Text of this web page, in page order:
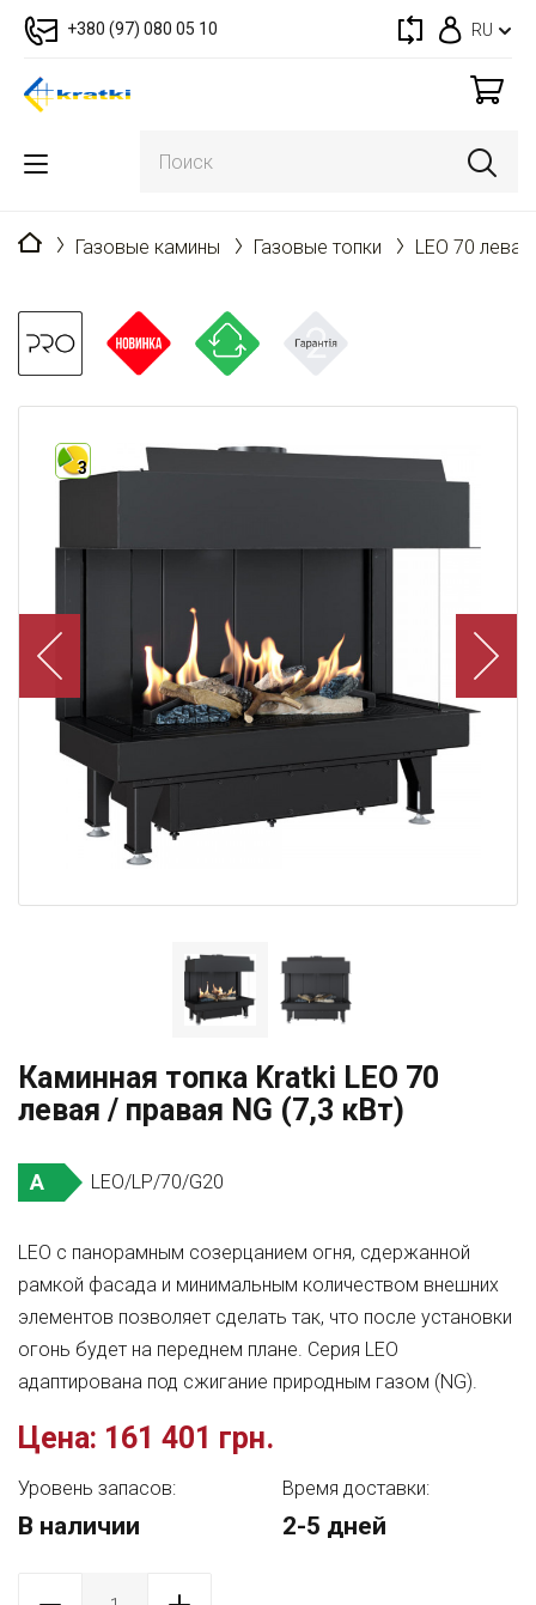
+380 (97) 080 05 10 RU
Главная
Газовые камины Газовые топки LEO 70
3
Каминная топка Kratki LEO 70
левая / правая NG (7,3 кВт)
A LEO/LP/70/G20
LEO с панорамным созерцанием огня, сдержанной
рамкой фасада и минимальным количеством внешних
элементов позволяет сделать так, что после установки
огонь будет на переднем плане. Серия LEO
адаптирована под сжигание природным газом (NG).
Цена: 161 401 грн.
Уровень запасов:
В наличии
Время доставки:
2-5 дней